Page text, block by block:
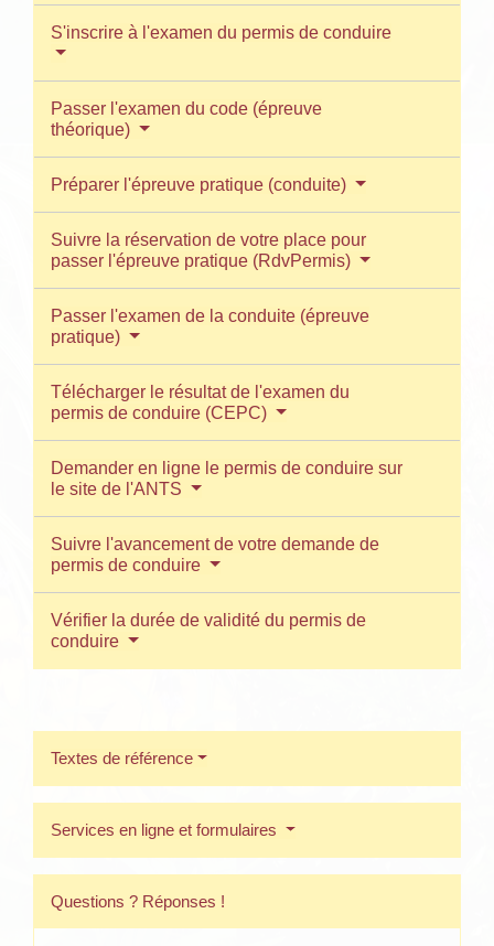
S'inscrire à l'examen du permis de conduire
Passer l'examen du code (épreuve
théorique)
Préparer l'épreuve pratique (conduite)
Suivre la réservation de votre place pour
passer l'épreuve pratique (RdvPermis)
Passer l'examen de la conduite (épreuve
pratique)
Télécharger le résultat de l'examen du
permis de conduire (CEPC)
Demander en ligne le permis de conduire sur
le site de l'ANTS
Suivre l'avancement de votre demande de
permis de conduire
Vérifier la durée de validité du permis de
conduire
Textes de référence
Services en ligne et formulaires
Questions ? Réponses !